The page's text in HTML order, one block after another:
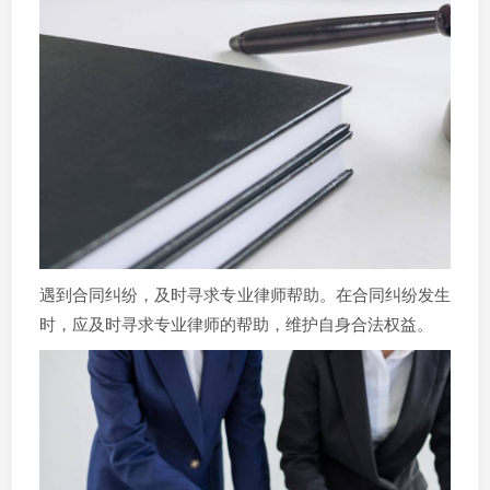
遇到合同纠纷，及时寻求专业律师帮助。在合同纠纷发生
时，应及时寻求专业律师的帮助，维护自身合法权益。